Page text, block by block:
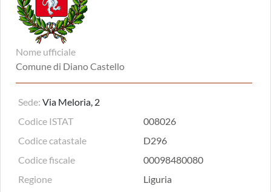
Nome ufficiale
Comune di Diano Castello
Sede: Via Meloria, 2
Codice ISTAT
008026
Codice catastale
D296
Codice fiscale
00098480080
Regione
Liguria